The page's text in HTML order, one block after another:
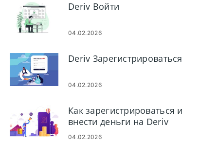
Deriv Войти
04.02.2026
Deriv Зарегистрироваться
04.02.2026
Как зарегистрироваться и
внести деньги на Deriv
04.02.2026